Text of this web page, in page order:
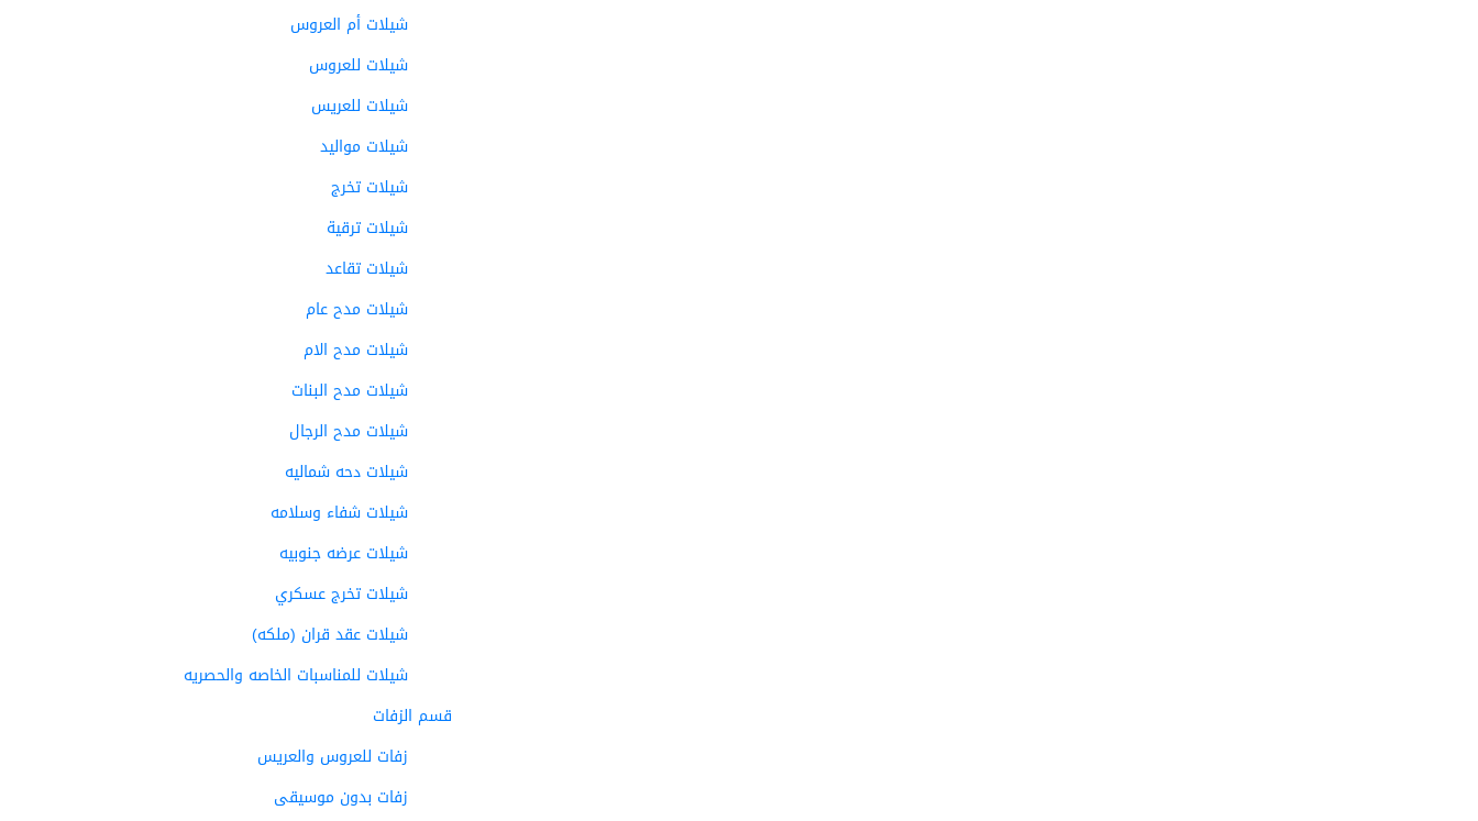
شيلات أم العروس
شيلات للعروس
شيلات للعريس
شيلات مواليد
شيلات تخرج
شيلات ترقية
شيلات تقاعد
شيلات مدح عام
شيلات مدح الام
شيلات مدح البنات
شيلات مدح الرجال
شيلات دحه شماليه
شيلات شفاء وسلامه
شيلات عرضه جنوبيه
شيلات تخرج عسكري
شيلات عقد قران (ملكه)
شيلات للمناسبات الخاصه والحصريه
قسم الزفات
زفات للعروس والعريس
زفات بدون موسيقى